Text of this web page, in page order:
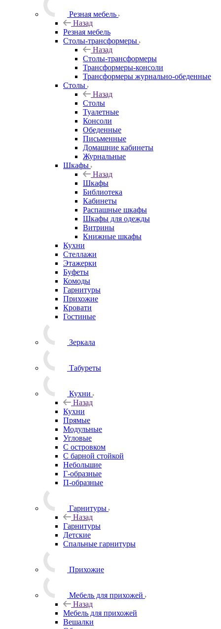
Резная мебель
Назад
Резная мебель
Столы-трансформеры
Назад
Столы-трансформеры
Трансформеры-консоли
Трансформеры журнально-обеденные
Столы
Назад
Столы
Туалетные
Консоли
Обеденные
Письменные
Домашние кабинеты
Журнальные
Шкафы
Назад
Шкафы
Библиотека
Кабинеты
Распашные шкафы
Шкафы для одежды
Витрины
Книжные шкафы
Кухни
Стеллажи
Этажерки
Буфеты
Комоды
Гарнитуры
Прихожие
Кровати
Гостиные
Зеркала
Табуреты
Кухни
Назад
Кухни
Прямые
Модульные
Угловые
С островком
С барной стойкой
Небольшие
Г-образные
П-образные
Гарнитуры
Назад
Гарнитуры
Детские
Спальные гарнитуры
Прихожие
Мебель для прихожей
Назад
Мебель для прихожей
Вешалки